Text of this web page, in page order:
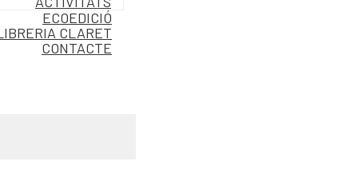
ECOEDICIÓ
CLARET
CONTACTE